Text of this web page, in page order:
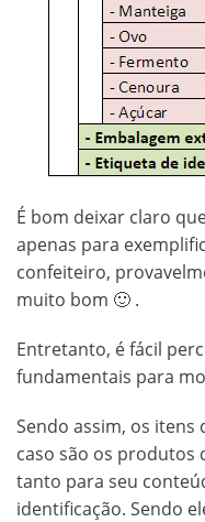
É bom deixar claro
apenas para
confeiteiro,
muito bom 🙂 .
Entretanto, é fácil
fundamentais para
Sendo assim, os
caso são os
tanto para seu
identificação. Sendo